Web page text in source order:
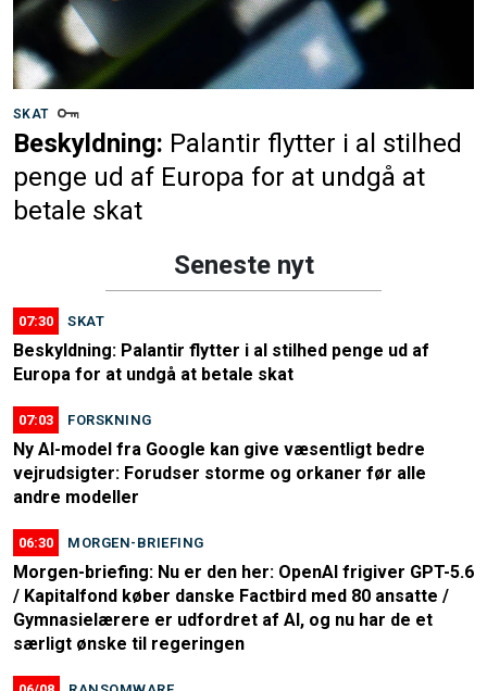
SKAT
Beskyldning: Palantir flytter i al stilhed
penge ud af Europa for at undgå at
betale skat
Seneste nyt
07:30 SKAT
Beskyldning: Palantir flytter i al stilhed penge ud af
Europa for at undgå at betale skat
07:03 FORSKNING
Ny AI-model fra Google kan give væsentligt bedre
vejrudsigter: Forudser storme og orkaner før alle
andre modeller
06:30 MORGEN-BRIEFING
Morgen-briefing: Nu er den her: OpenAI frigiver GPT-5.6
/ Kapitalfond køber danske Factbird med 80 ansatte /
Gymnasielærere er udfordret af AI, og nu har de et
særligt ønske til regeringen